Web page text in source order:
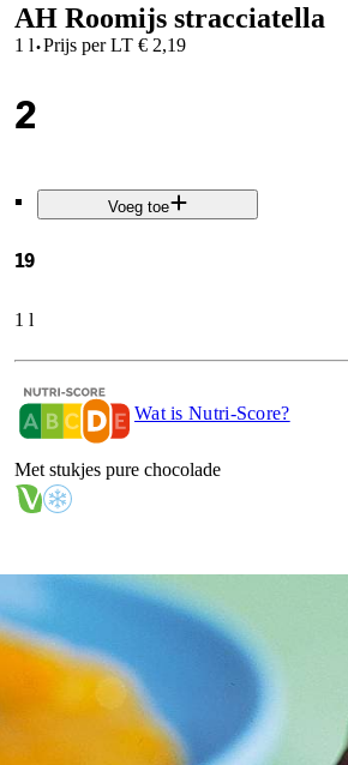
AH Roomijs stracciatella
1 l·Prijs per LT€ 2,19
2
.
19
1 l
Voeg toe
Wat is Nutri-Score?
Met stukjes pure chocolade